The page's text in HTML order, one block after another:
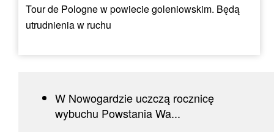
Tour de Pologne w powiecie goleniowskim. Będą
utrudnienia w ruchu
W Nowogardzie uczczą rocznicę
wybuchu Powstania Wa...